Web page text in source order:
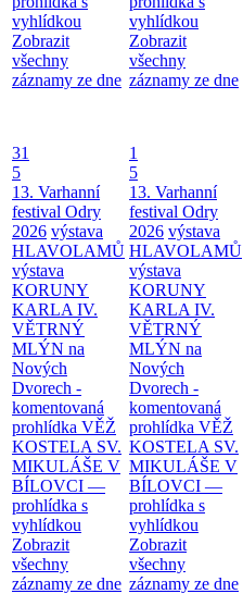
vyhlídkou
Zobrazit
všechny
záznamy ze dne
vyhlídkou
Zobrazit
všechny
záznamy ze dne
31
5
13. Varhanní
festival Odry
2026 výstava
HLAVOLAMŮ
výstava
KORUNY
KARLA IV.
VĚTRNÝ
MLÝN na
Nových
Dvorech -
komentovaná
prohlídka VĚŽ
KOSTELA SV.
MIKULÁŠE V
BÍLOVCI —
prohlídka s
vyhlídkou
Zobrazit
všechny
záznamy ze dne
1
5
13. Varhanní
festival Odry
2026 výstava
HLAVOLAMŮ
výstava
KORUNY
KARLA IV.
VĚTRNÝ
MLÝN na
Nových
Dvorech -
komentovaná
prohlídka VĚŽ
KOSTELA SV.
MIKULÁŠE V
BÍLOVCI —
prohlídka s
vyhlídkou
Zobrazit
všechny
záznamy ze dne